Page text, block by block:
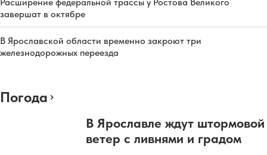
завершат в октябре
В Ярославской области временно закроют три
железнодорожных переезда
Погода
В Ярославле ждут штормовой
ветер с ливнями и градом